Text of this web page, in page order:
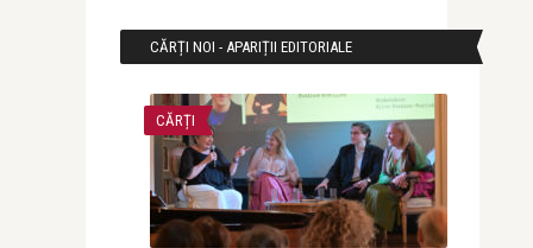
CĂRȚI NOI - APARIȚII EDITORIALE
CĂRȚI